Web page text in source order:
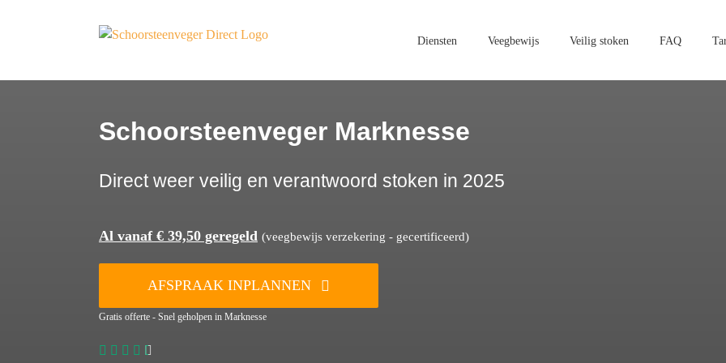
Diensten Veegbewijs Veilig stoken FAQ
Schoorsteenveger Marknesse
Direct weer veilig en verantwoord stoken in 2025
Al vanaf € 39,50 geregeld (veegbewijs verzekering - gecertificeerd)
AFSPRAAK INPLANNEN
Gratis offerte - Snel geholpen in Marknesse